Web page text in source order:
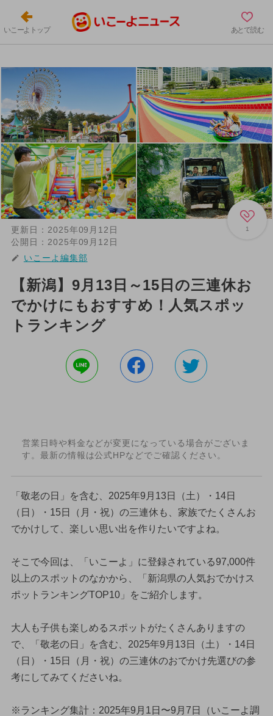
いこーよトップ あとで読む
1
更新日： 2025年09月12日
公開日： 2025年09月12日
いこーよ編集部
【新潟】9月13日～15日の三連休お
でかけにもおすすめ！人気スポッ
トランキング
営業日時や料金などが変更になっている場合がございま
す。最新の情報は公式HPなどでご確認ください。
「敬老の日」を含む、2025年9月13日（土）・14日
（日）・15日（月・祝）の三連休も、家族でたくさんお
でかけして、楽しい思い出を作りたいですよね。
そこで今回は、「いこーよ」に登録されている97,000件
以上のスポットのなかから、「新潟県の人気おでかけス
ポットランキングTOP10」をご紹介します。
大人も子供も楽しめるスポットがたくさんありますの
で、「敬老の日」を含む、2025年9月13日（土）・14日
（日）・15日（月・祝）の三連休のおでかけ先選びの参
考にしてみてくださいね。
※ランキング集計：2025年9月1日〜9月7日（いこーよ調